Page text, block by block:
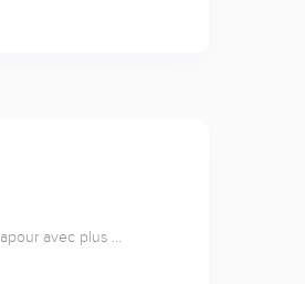
avec plus …